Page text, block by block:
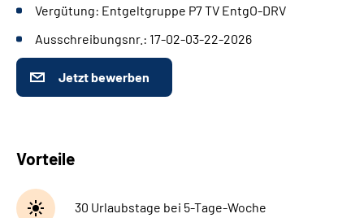
Gebärdensprache
Vergütung: Entgeltgruppe P7 TV EntgO-DRV
Ausschreibungsnr.: 17-02-03-22-2026
Jetzt bewerben
Vorteile
30 Urlaubstage bei 5-Tage-Woche